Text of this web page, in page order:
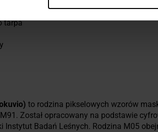
tarpa
to rodzina pikselowych wzorów
Został opracowany na podstawie
Instytut Badań Leśnych. Rodzina M05